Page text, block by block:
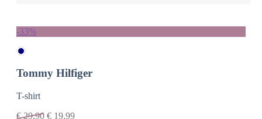
-33%
Tommy Hilfiger
T-shirt
€29,90 € 19,99